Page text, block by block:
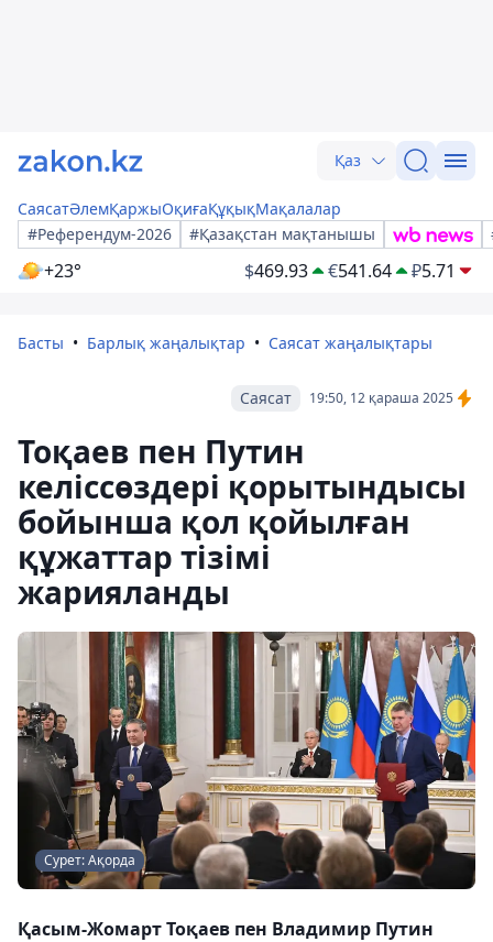
Қаз
СаясатӘлемҚаржыОқиғаҚұқықМақалалар
#Референдум-2026
#Қазақстан мақтанышы
+23° $469.93 €541.64 ₽5.71
Басты Барлық жаңалықтар Саясат жаңалықтары
19:50, 12 қараша 2025
Саясат
Тоқаев пен Путин
келіссөздері қорытындысы
бойынша қол қойылған
құжаттар тізімі
жарияланды
Сурет: Ақорда
Қасым-Жомарт Тоқаев пен Владимир Путин